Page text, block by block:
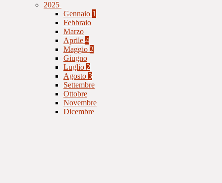
2025
Gennaio 1
Febbraio
Marzo
Aprile 4
Maggio 2
Giugno
Luglio 2
Agosto 3
Settembre
Ottobre
Novembre
Dicembre